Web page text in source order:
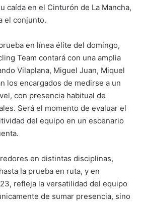
caída en el Cinturón de La Mancha,
el conjunto.
en línea élite del domingo,
Team contará con una amplia
Vilaplana, Miguel Juan, Miquel
los encargados de medirse a un
con presencia habitual de
Será el momento de evaluar el
del equipo en un escenario
en distintas disciplinas,
la prueba en ruta, y en
refleja la versatilidad del equipo
de sumar presencia, sino